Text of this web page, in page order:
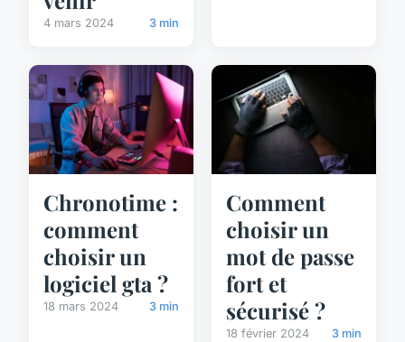
4 mars 2024 3 min
Chronotime :
comment
choisir un
logiciel gta ?
18 mars 2024 3 min
Comment
choisir un
mot de passe
fort et
sécurisé ?
18 février 2024 3 min